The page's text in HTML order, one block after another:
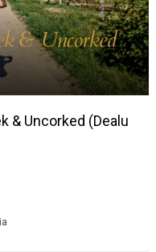
& Uncorked (Dealu